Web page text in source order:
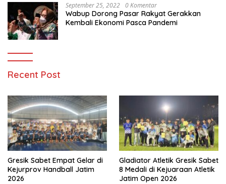
September 25, 2022 0 Komentar
Wabup Dorong Pasar Rakyat Gerakkan
Kembali Ekonomi Pasca Pandemi
Recent Post
Gresik Sabet Empat Gelar di
Kejurprov Handball Jatim
2026
Gladiator Atletik Gresik Sabet
8 Medali di Kejuaraan Atletik
Jatim Open 2026